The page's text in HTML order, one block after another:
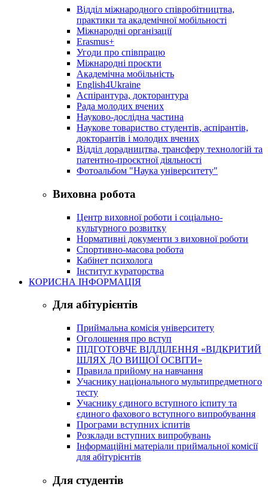
Відділ міжнародного співробітництва,
практики та академічної мобільності
Міжнародні організації
Erasmus+
Угоди про співпрацю
Міжнародні проєкти
Академічна мобільність
English4Ukraine
Аспірантура, докторантура
Рада молодих вчених
Науково-дослідна частина
Наукове товариство студентів, аспірантів,
докторантів і молодих вчених
Відділ дорадництва, трансферу технологій та
патентно-проєктної діяльності
Фотоальбом "Наука університету"
Виховна робота
Центр виховної роботи і соціально-
культурного розвитку
Нормативні документи з виховної роботи
Спортивно-масова робота
Кабінет психолога
Інститут кураторства
КОРИСНА ІНФОРМАЦІЯ
Для абітурієнтів
Приймальна комісія університету
Оголошення про вступ
ПІДГОТОВЧЕ ВІДДІЛЕННЯ «ВІДКРИТИЙ
ШЛЯХ ДО ВИЩОЇ ОСВІТИ»
Правила прийому на навчання
Учаснику національного мультипредметного
тесту
Учаснику єдиного вступного іспиту та
єдиного фахового вступного випробування
Програми вступних іспитів
Розклади вступних випробувань
Інформаційні матеріали приймальної комісії
для абітурієнтів
Для студентів